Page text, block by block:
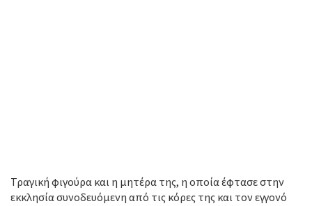
Τραγική φιγούρα και η μητέρα της, η οποία έφτασε στην
εκκλησία συνοδευόμενη από τις κόρες της και τον εγγονό